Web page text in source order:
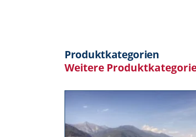
Produktkategorien
Weitere